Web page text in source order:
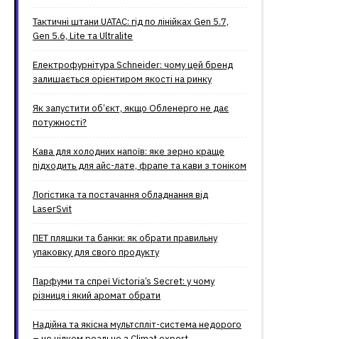
Тактичні штани UATAC: гід по лінійках Gen 5.7,
Gen 5.6, Lite та Ultralite
Електрофурнітура Schneider: чому цей бренд
залишається орієнтиром якості на ринку
Як запустити об’єкт, якщо Обленерго не дає
потужності?
Кава для холодних напоїв: яке зерно краще
підходить для айс-лате, фрапе та кави з тоніком
Логістика та постачання обладнання від
LaserSvit
ПЕТ пляшки та банки: як обрати правильну
упаковку для свого продукту
Парфуми та спреї Victoria’s Secret: у чому
різниця і який аромат обрати
Надійна та якісна мультспліт-система недорого